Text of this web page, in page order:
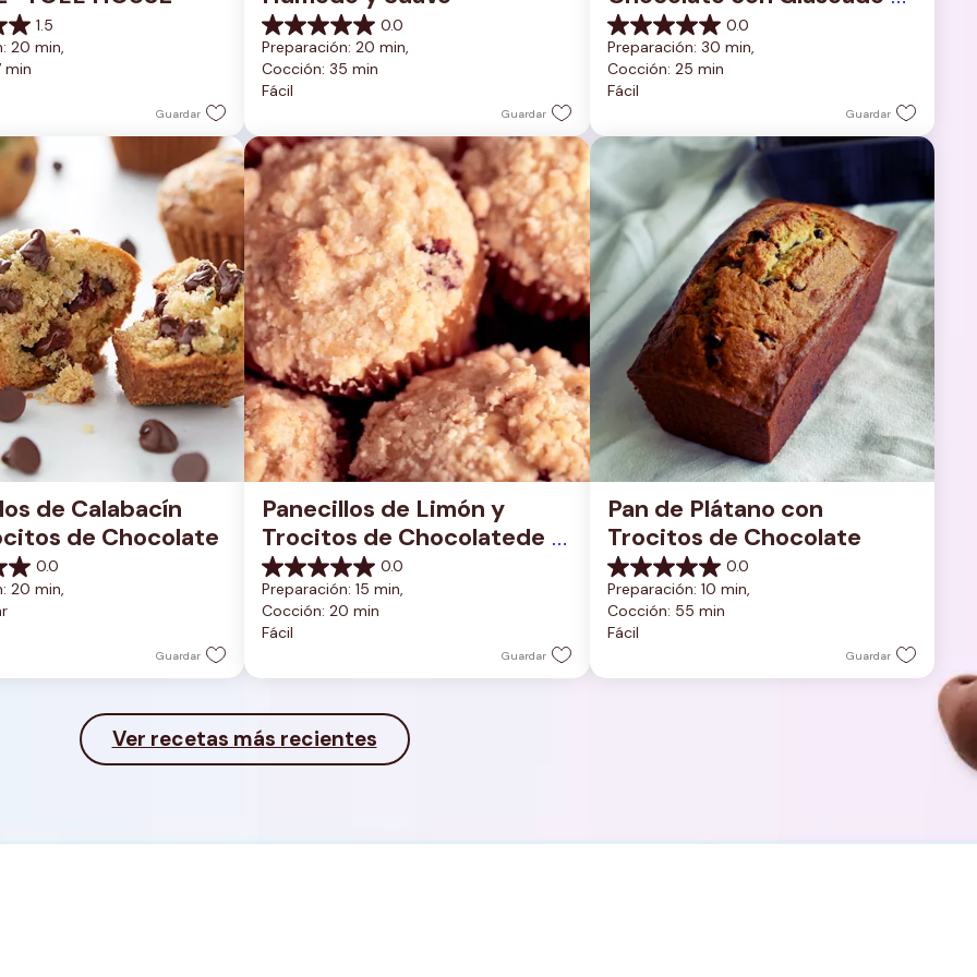
1.5
20 min,
min
Guardar
0.0
0.0
de
5
estrellas.
Preparación: 20 min,
Cocción: 35 min
Fácil
Guardar
de Chocolate Rico y
Cremoso
0.0
0.0
de
5
estrellas.
Preparación: 30 min,
Cocción: 25 min
Fácil
Guardar
de Calabacín
de Chocolate
0.0
20 min,
Guardar
Panecillos de Limón y
Trocitos de Chocolatede
con Streusel
0.0
0.0
de
5
estrellas.
Preparación: 15 min,
Cocción: 20 min
Fácil
Guardar
Pan de Plátano con
Trocitos de Chocolate
0.0
0.0
de
5
estrellas.
Preparación: 10 min,
Cocción: 55 min
Fácil
Guardar
Ver recetas más recientes